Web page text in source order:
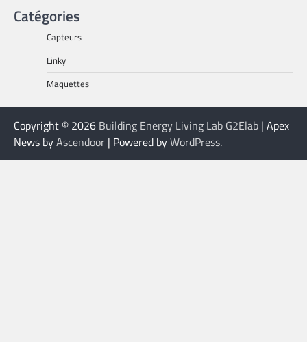
Catégories
Capteurs
Linky
Maquettes
Copyright © 2026 Building Energy Living Lab G2Elab | Apex
News byAscendoor | Powered byWordPress.